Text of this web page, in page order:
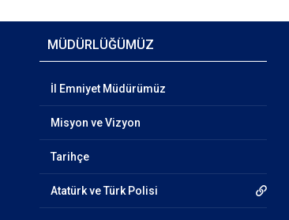
MÜDÜRLÜĞÜMÜZ
İl Emniyet Müdürümüz
Misyon ve Vizyon
Tarihçe
Atatürk ve Türk Polisi